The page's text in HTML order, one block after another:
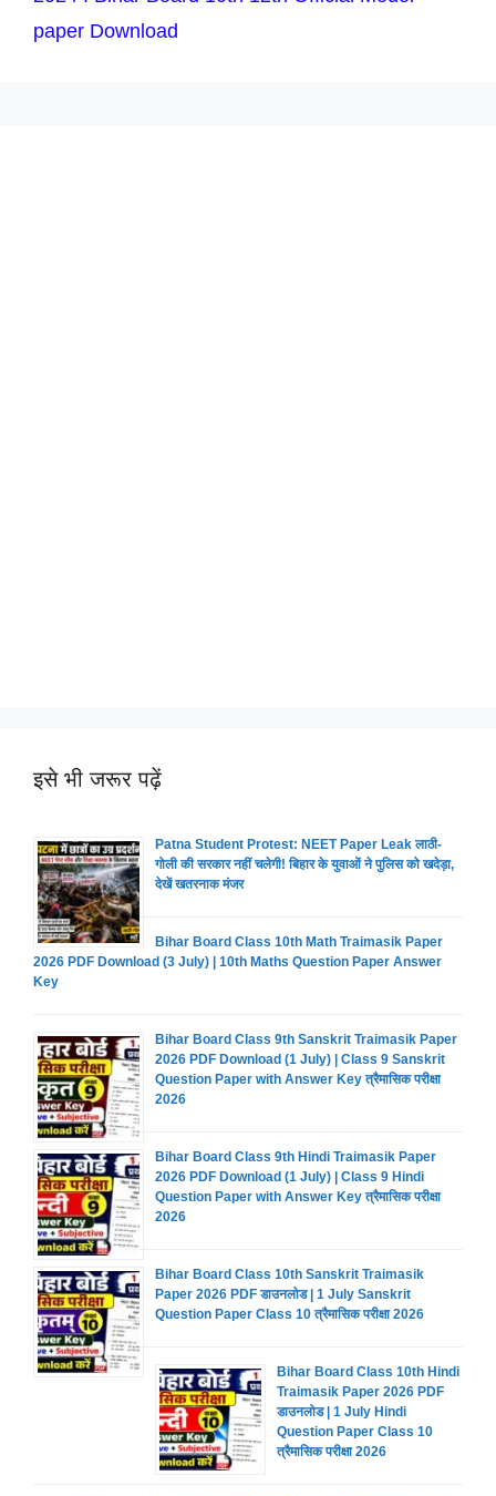
paper Download
इसे भी जरूर पढ़ें
Patna Student Protest: NEET Paper Leak लाठी-
गोली की सरकार नहीं चलेगी! बिहार के युवाओं ने पुलिस को खदेड़ा,
देखें खतरनाक मंजर
Bihar Board Class 10th Math Traimasik Paper
2026 PDF Download (3 July) | 10th Maths Question Paper Answer
Key
Bihar Board Class 9th Sanskrit Traimasik Paper
2026 PDF Download (1 July) | Class 9 Sanskrit
Question Paper with Answer Key त्रैमासिक परीक्षा
2026
Bihar Board Class 9th Hindi Traimasik Paper
2026 PDF Download (1 July) | Class 9 Hindi
Question Paper with Answer Key त्रैमासिक परीक्षा
2026
Bihar Board Class 10th Sanskrit Traimasik
Paper 2026 PDF डाउनलोड | 1 July Sanskrit
Question Paper Class 10 त्रैमासिक परीक्षा 2026
Bihar Board Class 10th Hindi
Traimasik Paper 2026 PDF
डाउनलोड | 1 July Hindi
Question Paper Class 10
त्रैमासिक परीक्षा 2026